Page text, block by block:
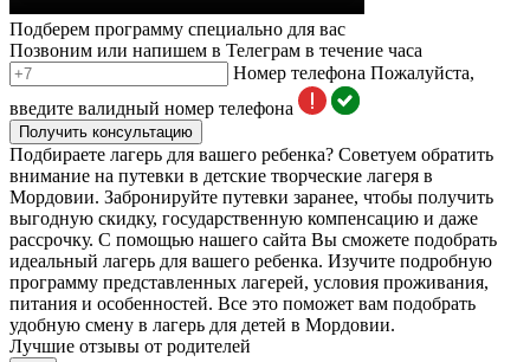
Подберем программу специально для вас
Позвоним или напишем в Телеграм в течение часа
Номер телефона Пожалуйста,
введите валидный номер телефона
Получить консультацию
Подбираете лагерь для вашего ребенка? Советуем обратить
внимание на путевки в детские творческие лагеря в
Мордовии. Забронируйте путевки заранее, чтобы получить
выгодную скидку, государственную компенсацию и даже
рассрочку. С помощью нашего сайта Вы сможете подобрать
идеальный лагерь для вашего ребенка. Изучите подробную
программу представленных лагерей, условия проживания,
питания и особенностей. Все это поможет вам подобрать
удобную смену в лагерь для детей в Мордовии.
Лучшие отзывы от родителей